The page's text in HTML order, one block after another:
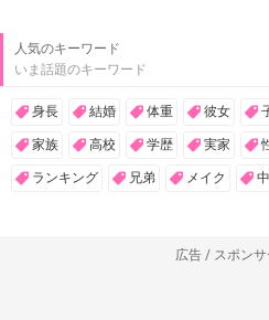
人気のキーワード
いま話題のキーワード
身長 結婚 体重 彼女
家族 高校 学歴 実家
ランキング 兄弟 メイク
広告 / スポンサ